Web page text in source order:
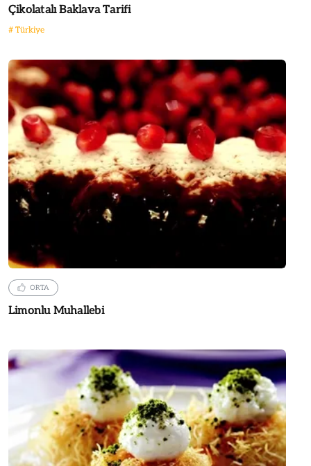
Çikolatalı Baklava Tarifi
# Türkiye
ORTA
Limonlu Muhallebi